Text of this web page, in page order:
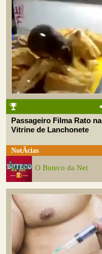
Passageiro Filma Rato na
Vitrine de Lanchonete
NotÃ­cias
O Buteco da Net